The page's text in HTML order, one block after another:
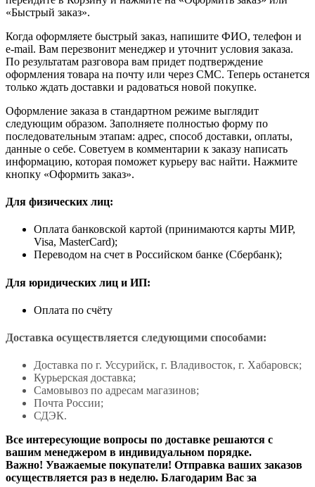
«Быстрый заказ».
Когда оформляете быстрый заказ, напишите ФИО, телефон и
e-mail. Вам перезвонит менеджер и уточнит условия заказа.
По результатам разговора вам придет подтверждение
оформления товара на почту или через СМС. Теперь останется
только ждать доставки и радоваться новой покупке.
Оформление заказа в стандартном режиме выглядит
следующим образом. Заполняете полностью форму по
последовательным этапам: адрес, способ доставки, оплаты,
данные о себе. Советуем в комментарии к заказу написать
информацию, которая поможет курьеру вас найти. Нажмите
кнопку «Оформить заказ».
Для физических лиц:
Оплата банковской картой (принимаются карты МИР,
Visa, MasterCard);
Переводом на счет в Российском банке (Сбербанк);
Для юридических лиц и ИП:
Оплата по счёту
Доставка осуществляется следующими способами:
Доставка по г. Уссурийск, г. Владивосток, г. Хабаровск;
Курьерская доставка;
Самовывоз по адресам магазинов;
Почта России;
СДЭК.
Все интересующие вопросы по доставке решаются с
вашим менеджером в индивидуальном порядке.
Важно! Уважаемые покупатели! Отправка ваших заказов
осуществляется раз в неделю. Благодарим Вас за